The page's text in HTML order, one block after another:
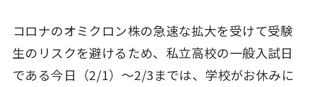
コロナのオミクロン株の急速な拡大を受けて受験
生のリスクを避けるため、私立高校の一般入試日
である今日（2/1）～2/3までは、学校がお休みに